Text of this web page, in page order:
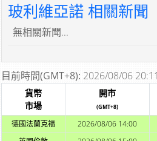
玻利維亞諾 相關新聞
無相關新聞...
目前時間(GMT+8): 2026/08/06 20:11
貨幣
市場
開市
(GMT+8)
德國法蘭克福 2026/08/06 14:00